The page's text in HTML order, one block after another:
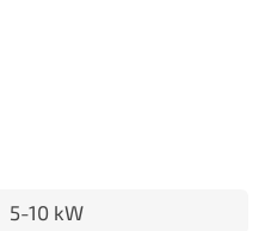
5-10 kW